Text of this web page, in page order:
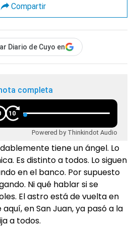
Compartir
Diario de Cuyo en
completa
10
Powered by Thinkindot Audio
tiene un ángel. Lo
Es distinto a todos. Lo siguen
en el banco. Por supuesto
Ni qué hablar si se
El astro está de vuelta en
en San Juan, ya pasó a la
a todos.